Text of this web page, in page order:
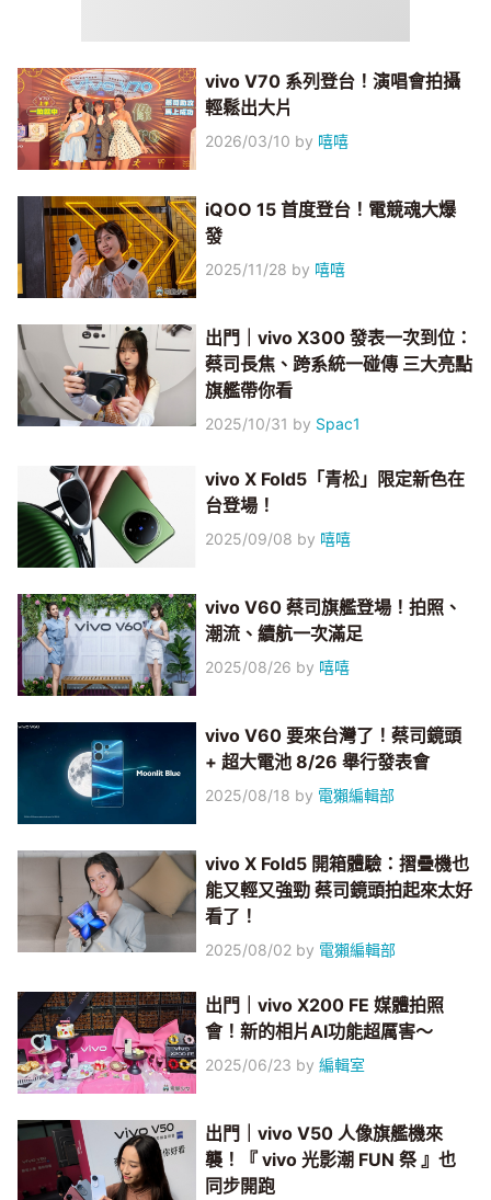
vivo V70 系列登台！演唱會拍攝
輕鬆出大片
2026/03/10 by 嘻嘻
iQOO 15 首度登台！電競魂大爆
發
2025/11/28 by 嘻嘻
出門｜vivo X300 發表一次到位：
蔡司長焦、跨系統一碰傳 三大亮點
旗艦帶你看
2025/10/31 by Spac1
vivo X Fold5「青松」限定新色在
台登場！
2025/09/08 by 嘻嘻
vivo V60 蔡司旗艦登場！拍照、
潮流、續航一次滿足
2025/08/26 by 嘻嘻
vivo V60 要來台灣了！蔡司鏡頭
+ 超大電池 8/26 舉行發表會
2025/08/18 by 電獺編輯部
vivo X Fold5 開箱體驗：摺疊機也
能又輕又強勁 蔡司鏡頭拍起來太好
看了！
2025/08/02 by 電獺編輯部
出門｜vivo X200 FE 媒體拍照
會！新的相片AI功能超厲害～
2025/06/23 by編輯室
出門｜vivo V50 人像旗艦機來
襲！『 vivo 光影潮 FUN 祭 』也
同步開跑